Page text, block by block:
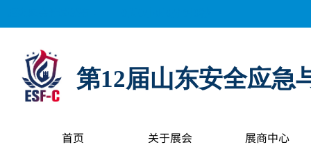
第12届山东安全应急
首页 关于展会 展商中心